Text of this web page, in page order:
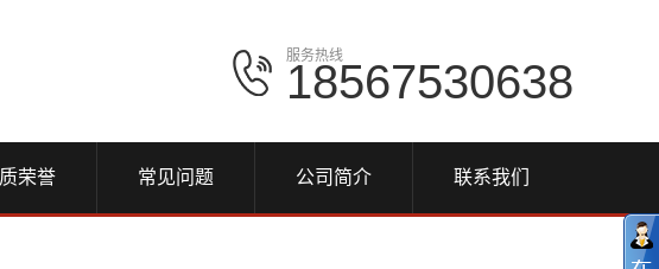
服务热线
18567530638
荣誉 常见问题 公司简介 联系我们